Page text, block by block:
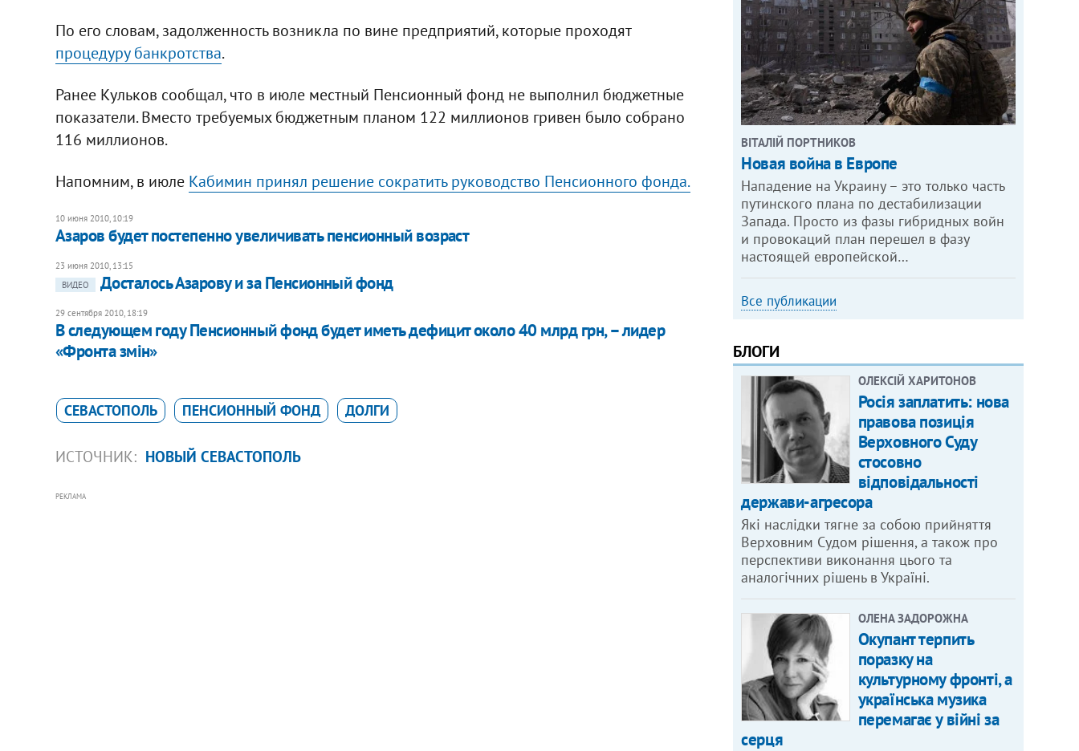
По его словам, задолженность возникла по вине предприятий, которые проходят
процедуру банкротства.
Ранее Кульков сообщал, что в июле местный Пенсионный фонд не выполнил бюджетные
показатели. Вместо требуемых бюджетным планом 122 миллионов гривен было собрано
116 миллионов.
Напомним, в июле Кабимин принял решение сократить руководство Пенсионного фонда.
10 июня 2010, 10:19
Азаров будет постепенно увеличивать пенсионный возраст
23 июня 2010, 13:15
ВИДЕО
Досталось Азарову и за Пенсионный фонд
29 сентября 2010, 18:19
В следующем году Пенсионный фонд будет иметь дефицит около 40 млрд грн, – лидер
«Фронта змiн»
СЕВАСТОПОЛЬ ПЕНСИОННЫЙ ФОНД ДОЛГИ
ИСТОЧНИК: НОВЫЙ СЕВАСТОПОЛЬ
РЕКЛАМА
ВІТАЛІЙ ПОРТНИКОВ
Новая война в Европе
Нападение на Украину – это только часть
путинского плана по дестабилизации
Запада. Просто из фазы гибридных войн
и провокаций план перешел в фазу
настоящей европейской…
Все публикации
БЛОГИ
ОЛЕКСІЙ ХАРИТОНОВ
Росія заплатить: нова
правова позиція
Верховного Суду
стосовно
відповідальності
держави-агресора
Які наслідки тягне за собою прийняття
Верховним Судом рішення, а також про
перспективи виконання цього та
аналогічних рішень в Україні.
ОЛЕНА ЗАДОРОЖНА
Окупант терпить
поразку на
культурному фронті, а
українська музика
перемагає у війні за
серця